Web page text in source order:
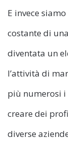
E invece
costante di
diventata un
l’attività di
più numerosi i
creare dei
diverse